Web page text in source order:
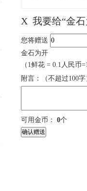
X 我要给“金
您将赠送
金石为开
（1鲜花 = 0.1人民币
附言：
（不超过100字
可用金币： 0个